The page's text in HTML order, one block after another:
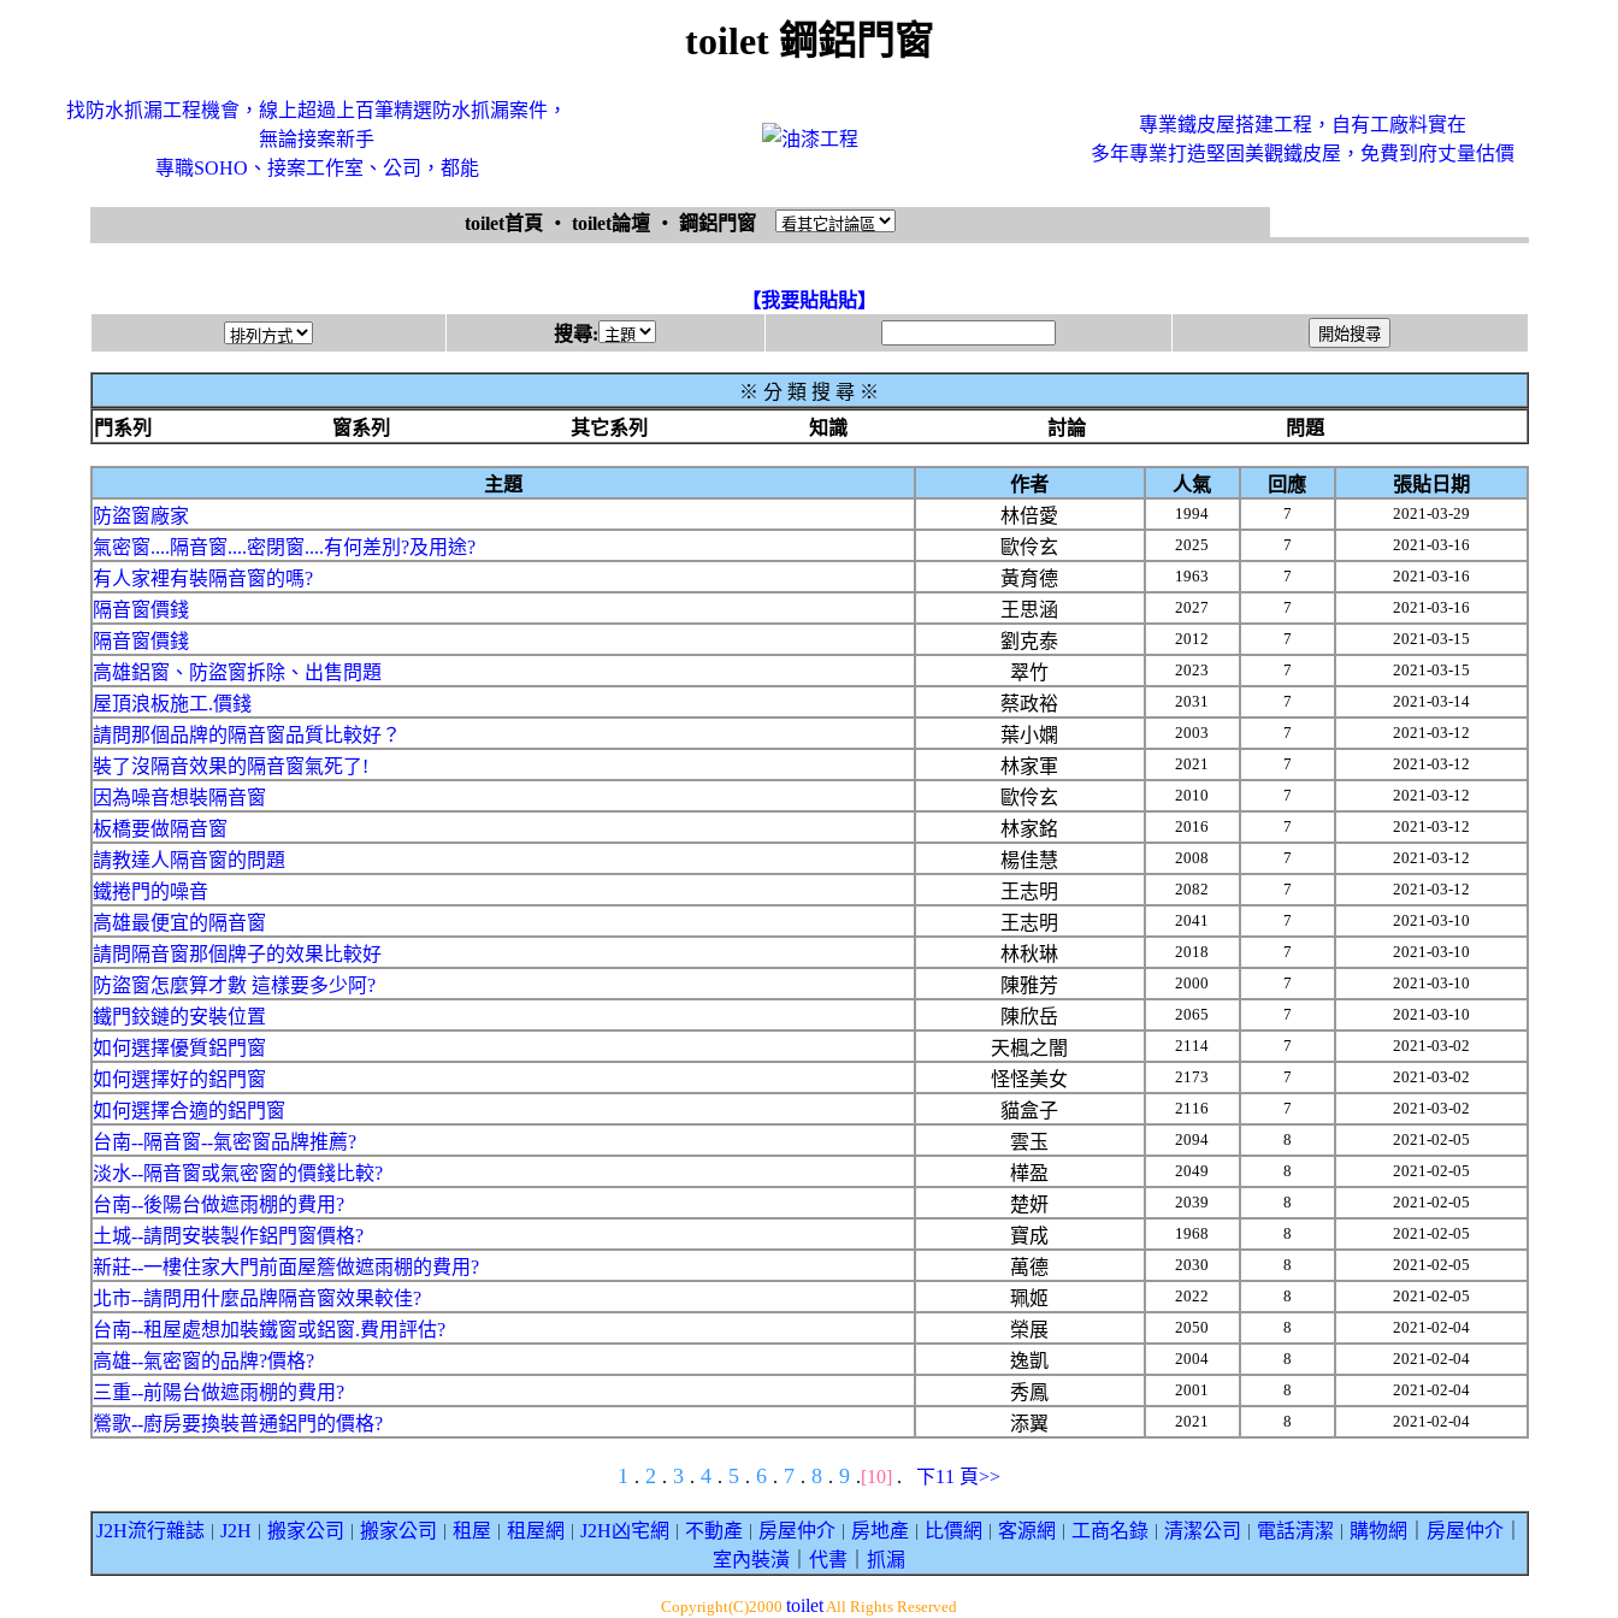
toilet 鋼鋁門窗
找防水抓漏工程機會，線上超過上百筆精選防水抓漏案件，
無論接案新手
專職SOHO、接案工作室、公司，都能
專業鐵皮屋搭建工程，自有工廠料實在
多年專業打造堅固美觀鐵皮屋，免費到府丈量估價
toilet首頁 ‧ toilet論壇 ‧ 鋼鋁門窗
【我要貼貼貼】
搜尋:
※ 分 類 搜 尋 ※
門系列
窗系列 其它系列 知識 討論 問題
主題 作者 人氣 回應
張貼日期
防盜窗廠家
林倍愛 1994 7 2021-03-29
氣密窗....隔音窗....密閉窗....有何差別?及用途? 歐伶玄 2025 7 2021-03-16
有人家裡有裝隔音窗的嗎? 黃育德 1963 7 2021-03-16
隔音窗價錢 王思涵 2027 7 2021-03-16
隔音窗價錢 劉克泰 2012 7 2021-03-15
高雄鋁窗、防盜窗拆除、出售問題 翠竹 2023 7 2021-03-15
屋頂浪板施工.價錢 蔡政裕 2031 7 2021-03-14
請問那個品牌的隔音窗品質比較好？ 葉小嫻 2003 7 2021-03-12
裝了沒隔音效果的隔音窗氣死了! 林家軍 2021 7 2021-03-12
因為噪音想裝隔音窗 歐伶玄 2010 7 2021-03-12
板橋要做隔音窗 林家銘 2016 7 2021-03-12
請教達人隔音窗的問題 楊佳慧 2008 7 2021-03-12
鐵捲門的噪音 王志明 2082 7 2021-03-12
高雄最便宜的隔音窗 王志明 2041 7 2021-03-10
請問隔音窗那個牌子的效果比較好 林秋琳 2018 7 2021-03-10
防盜窗怎麼算才數 這樣要多少阿? 陳雅芳 2000 7 2021-03-10
鐵門鉸鏈的安裝位置 陳欣岳 2065 7 2021-03-10
如何選擇優質鋁門窗 天楓之闇 2114 7 2021-03-02
如何選擇好的鋁門窗 怪怪美女 2173 7 2021-03-02
如何選擇合適的鋁門窗 貓盒子 2116 7 2021-03-02
台南--隔音窗--氣密窗品牌推薦? 雲玉 2094 8 2021-02-05
淡水--隔音窗或氣密窗的價錢比較? 樺盈 2049 8 2021-02-05
台南--後陽台做遮雨棚的費用? 楚妍 2039 8 2021-02-05
土城--請問安裝製作鋁門窗價格? 寶成 1968 8 2021-02-05
新莊--一樓住家大門前面屋簷做遮雨棚的費用? 萬德 2030 8 2021-02-05
北市--請問用什麼品牌隔音窗效果較佳? 珮姬 2022 8 2021-02-05
台南--租屋處想加裝鐵窗或鋁窗.費用評估? 榮展 2050 8 2021-02-04
高雄--氣密窗的品牌?價格? 逸凱 2004 8 2021-02-04
三重--前陽台做遮雨棚的費用? 秀鳳 2001 8 2021-02-04
鶯歌--廚房要換裝普通鋁門的價格? 添翼 2021 8 2021-02-04
1 . 2 . 3 . 4 . 5 . 6 . 7 . 8 . 9 .[10] . 下11 頁>>
J2H流行雜誌｜ J2H 搬家公司 搬家公司 租屋 租屋網 J2H凶宅網 不動產｜ 房屋仲介｜ 房地產｜ 比價網 客源網 工商名錄｜ 清潔公司 電話清潔 購物網 房屋仲介｜
室內裝潢
代書 抓漏
Copyright(C)2000 toiletAll Rights Reserved